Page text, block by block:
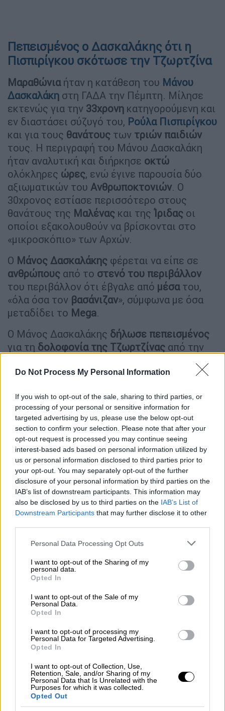
Do Not Process My Personal Information
If you wish to opt-out of the sale, sharing to third parties, or
processing of your personal or sensitive information for
targeted advertising by us, please use the below opt-out
section to confirm your selection. Please note that after your
opt-out request is processed you may continue seeing
interest-based ads based on personal information utilized by
us or personal information disclosed to third parties prior to
your opt-out. You may separately opt-out of the further
disclosure of your personal information by third parties on the
IAB’s list of downstream participants. This information may
also be disclosed by us to third parties on the IAB’s List of
Downstream Participants that may further disclose it to other
Please note that this website/app uses one or more Google
not limited to your visit or usage behaviour. You may click to
grant or deny consent to Google and its third-party tags to
use your data for below specified purposes in below Google
consent section.
Personal Data Processing Opt Outs
I want to opt-out of the Sharing of my
personal data.
Opted In
I want to opt-out of the Sale of my
Personal Data.
Opted In
I want to opt-out of processing my
Personal Data for Targeted Advertising.
Opted In
I want to opt-out of Collection, Use,
Retention, Sale, and/or Sharing of my
Personal Data that Is Unrelated with the
Purposes for which it was collected.
Opted Out
Πεπεισμένος ο Δασκαλάκης ότι η
Πισπιρίγκου σκότωσε την Τζωρτζίνα
Μαραθώνιαήταν η κατάθεση του Μάνου
Δασκαλάκη στη ΓΑΔΑ την Πέμπτη. Μίλησε
εκτενώς για την 33χρονη κατηγορούμενη και
εν διαστάσει σύζυγό του, Ρούλα Πισπιρίγκου
και για τους θανάτους των τριών παιδιών
τους. Η περιγραφή του Μάνου Δασκαλάκη
ήταν αναλυτική και διήρκησε οκτώ
ολόκληρες ώρες, ενώ έγινε παρουσία δύο
αξιωματικών του Ανθρωποκτονιών. Ο
30χρονος εστίασε περισσότερο στους
θανάτους της Μαλένας και της Ίριδας οι
οποίοι εξακολουθούν να βρίσκονται στο
«μικροσκόπιο» των Αρχών.
Ο Μάνος Δασκαλάκης φέρεται να είπε σε
ανθρώπους από το στενό του περιβάλλον
του περιβάλλον ότι έβγαλε από μέσατου,
«όλα όσα τον βασάνιζαν», σύμφωνα με όσα
μεταδίδει το Mega.
Ο Μάνος Δασκαλάκης δήλωσε πεπεισμένος
για τη δολοφονία της Τζωρτζίνας από την
με τις ίδιες πληροφορίες δεν είπε το ίδιο
Ίριδας. Ο 30χρονος φέρεται να τόνισε
μεταξύ άλλων πως για την ώραδεν υπάρχουν
στοιχείαπου να τον κάνουν να πιστεύει ότι
η33χρονηείναι πίσω και από αυτές τις δύο
δολοφονίες.
Περιμένει, όπως είπε, το νέοπόρισμακαι
μίλησεαναλυτικάγια τις σκηνές των
θανάτων, από τις οποίες ο ίδιος απουσίαζε
Το ξεκίνημα έγινε με τον θάνατο της
αυτά που είχε δηλώσει σε συνεντεύξεις του,
για εκείνο το μοιραίο Σάββατο όταν έμαθε
για τον θάνατο του παιδιού του, από το
τηλέφωνο.
Από το τηλέφωνο, όπως είπε, ενημερώθηκε
και σχεδόν δυο χρόνια μετά, όταν η μόλις έξι
μηνώνΊριδαβρέθηκε νεκρή στην κούνια του
σπιτιού της.
Και τις δύο φορές
παιδιά της να πεθαίνουν.
Η συζήτηση για την Τζωρτζίνα δεν κράτησε
πολύ. Ο Μάνος Δασκαλάκης τόνισε πως τα